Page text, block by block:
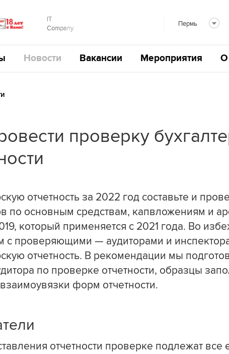
IT
Company
Пермь
Новости Вакансии Мероприятия О
проверку
отчетность за 2022 год составьте и
по основным средствам, капвложениям и
который применяется с 2021 года. Во
с проверяющими — аудиторами и
отчетность. В рекомендации мы
по проверке отчетности, образцы
форм отчетности.
отчетности проверке подлежат все